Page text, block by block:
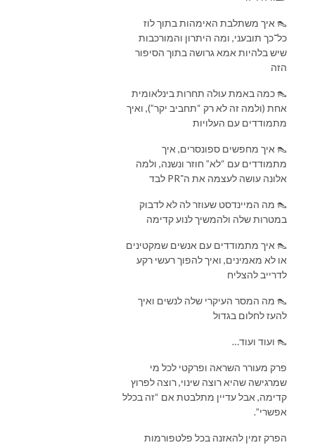
👠 איך משתלבת האימהות בתוך לוז
כל־כך תובעני, ומה היתרון והמורכבות
שיש בלהיות אמא גרושה בתוך הסיפור
הזה
👠 כמה באמת עולה תחרות בינלאומית
אחת (ולמה זה לא רק “תחביב יקר”), ואיך
מתמודדים עם העלויות
👠 איך מחפשים ספונסרים, איך
מתמודדים עם “לא” חוזר ונשנה, ולמה
אלונה עושה לעצמה את ה־PR לבד
👠 מה המיינדסט שעוזר לה לא לדבוק
במטרות שלה ולהמשיך לנוע קדימה
👠 איך מתמודדים עם אנשים שמקטינים
או לא מאמינים, ואיך להפוך רעשי רקע
לדרייב להצליח
👠 מה המסר העיקרי שלה לנשים ואיך
להעז לחלום בגדול
👠 ועוד ועוד…
פרק מעורר השראה ופרקטי לכל מי
שמרגישה שהיא רוצה שינוי, רוצה לפרוץ
קדימה, אבל עדיין מתלבטת אם “זה בכלל
אפשרי”.
הפרק זמין להאזנה בכל פלטפורמות